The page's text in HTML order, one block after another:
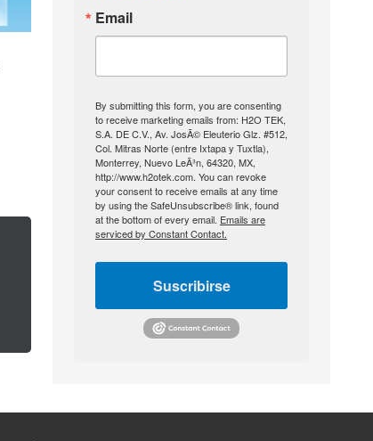
Email
By submitting this form, you are consenting
to receive marketing emails from: H2O TEK,
S.A. DE C.V., Av. JosÃ© Eleuterio Glz. #512,
Col. Mitras Norte (entre Ixtapa y Tuxtla),
Monterrey, Nuevo LeÃ³n, 64320, MX,
http://www.h2otek.com. You can revoke
your consent to receive emails at any time
by using the SafeUnsubscribe® link, found
at the bottom of every email. Emails are
serviced by Constant Contact.
Suscribirse